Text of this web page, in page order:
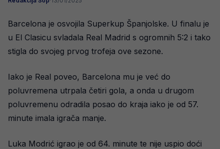
Barcelona je osvojila Superkup Španjolske. U finalu je
u El Clasicu svladala Real Madrid s ogromnih 5:2 i tako
stigla do svojeg prvog trofeja ove sezone.
Iako je Real poveo, Barcelona mu je već do
poluvremena utrpala četiri gola, a onda u drugom
poluvremenu odradila posao do kraja iako je od 57.
minute imala igrača manje.
Luka Modrić igrao je od 64. minute te nije uspio doći